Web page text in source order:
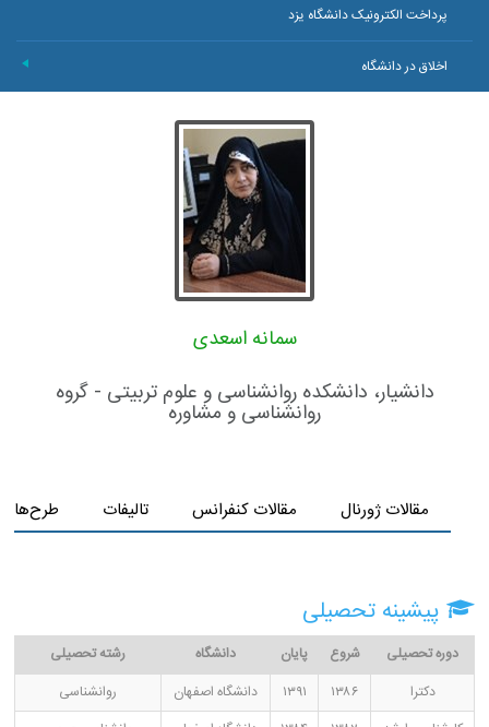
پرداخت الکترونیک دانشگاه یزد
اخلاق در دانشگاه
سمانه اسعدی
دانشیار، دانشکده روانشناسی و علوم تربیتی - گروه
روانشناسی و مشاوره
مقالات ژورنال مقالات کنفرانس تالیفات
پیشینه تحصیلی
دوره تحصیلی شروع پایان دانشگاه
رشته تحصیلی
دکترا
۱۳۸۶ ۱۳۹۱ دانشگاه اصفهان
روانشناسی